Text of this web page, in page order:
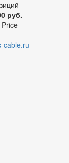
руб.
Price
cable.ru